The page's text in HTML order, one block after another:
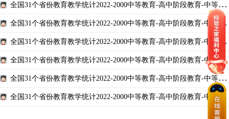
计算机 ...
全国31个省份教育教学统计2022-2000中等教育-高中阶段教育-中等职
业学校资产情况-成人中专学校-非学校产权中独立使用-图书音像资料情
况-电子图 ...
全国31个省份教育教学统计2022-2000中等教育-高中阶段教育-中等职
业学校资产情况-成人中专学校-学校产权-固定资产值-教学、科研仪器设
备资产 ...
全国31个省份教育教学统计2022-2000中等教育-高中阶段教育-中等职
业学校资产情况-成人中专学校-学校产权-图书音像资料情况-图书 GDP地
区生 ...
全国31个省份教育教学统计2022-2000中等教育-高中阶段教育-中等职
业学校资产情况-普通中专学校-非学校产权中独立使用-计算机数 GDP地
区生产 ...
全国31个省份教育教学统计2022-2000中等教育-高中阶段教育-中等职
业学校资产情况-普通中专学校-非学校产权中独立使用-图书音像资料情
况 GDP ...
全国31个省份教育教学统计2022-2000中等教育-高中阶段教育-中等职
业学校资产情况-普通中专学校-非学校产权中独立使用-学校占地面积 GD